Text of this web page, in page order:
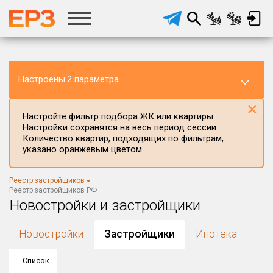
Настроены 2 параметра
Регион ЖК
×
Все регионы
Район в регионе
Все
Округ
Настройте фильтр подбора ЖК или квартиры.
Настройки сохранятся на весь период сессии.
Количество квартир, подходящих по фильтрам,
указано оранжевым цветом.
×
Реестр застройщиков
Реестр застройщиков РФ
Новостройки и застройщики
Новостройки Застройщики Ипотека
Список